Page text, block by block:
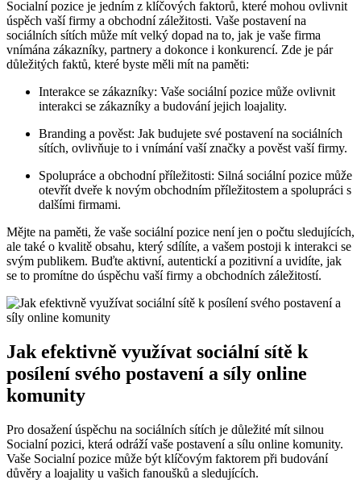
Socialní pozice je jedním z klíčových faktorů, které mohou ovlivnit
úspěch vaší firmy a obchodní záležitosti. Vaše postavení na
sociálních sítích může mít velký dopad na to, jak je vaše firma
vnímána zákazníky, partnery a dokonce i konkurencí. Zde je pár
důležitých faktů, které byste měli mít na paměti:
Interakce se zákazníky: Vaše sociální pozice může ovlivnit
interakci se zákazníky a budování jejich loajality.
Branding a pověst: Jak budujete své postavení na sociálních
sítích, ovlivňuje to i vnímání vaší značky a pověst vaší firmy.
Spolupráce a obchodní příležitosti: Silná sociální pozice může
otevřít dveře k novým obchodním příležitostem a spolupráci s
dalšími firmami.
Mějte na paměti, že vaše sociální pozice není jen o počtu sledujících,
ale také o kvalitě obsahu, který sdílíte, a vašem postoji k interakci se
svým publikem. Buďte aktivní, autentickí a pozitivní a uvidíte, jak
se to promítne do úspěchu vaší firmy a obchodních záležitostí.
Jak efektivně využívat sociální sítě k
posílení svého postavení a síly online
komunity
Pro dosažení úspěchu na sociálních sítích je důležité mít silnou
Socialní pozici, která odráží vaše postavení a sílu online komunity.
Vaše Socialní pozice může být klíčovým faktorem při budování
důvěry a loajality u vašich fanoušků a sledujících.